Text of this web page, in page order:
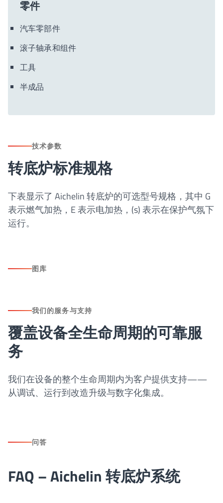
零件
汽车零部件
滚子轴承和组件
工具
半成品
技术参数
转底炉标准规格
下表显示了 Aichelin 转底炉的可选型号规格，其中 G
表示燃气加热，E 表示电加热，(s) 表示在保护气氛下
运行。
图库
我们的服务与支持
覆盖设备全生命周期的可靠服
务
我们在设备的整个生命周期内为客户提供支持——
从调试、运行到改造升级与数字化集成。
问答
FAQ – Aichelin 转底炉系统